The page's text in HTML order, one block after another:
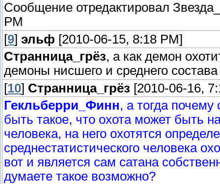
Сообщение отредактировал
PM
[9] эльф [2010-06-15, 8:18 PM]
Странница_грёз, а как демон
демоны нисшего и среднего
[10] Странница_грёз [2010-06-16,
Гекльберри_Финн, а тогда
быть такое, что охота может быть
человека, на него охотятся
среднестатистического человека
вот и является сам сатана
думаете такое возможно?